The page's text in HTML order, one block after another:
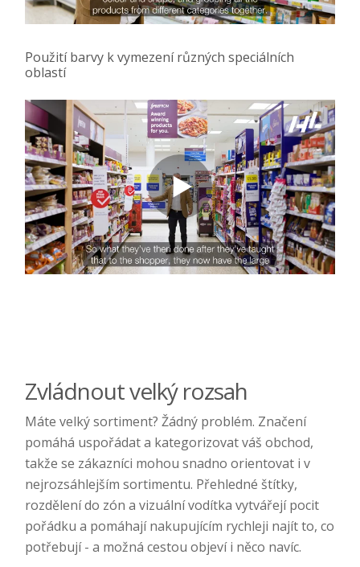
Použití barvy k vymezení různých speciálních
oblastí
Zvládnout velký rozsah
Máte velký sortiment? Žádný problém. Značení
pomáhá uspořádat a kategorizovat váš obchod,
takže se zákazníci mohou snadno orientovat i v
nejrozsáhlejším sortimentu. Přehledné štítky,
rozdělení do zón a vizuální vodítka vytvářejí pocit
pořádku a pomáhají nakupujícím rychleji najít to, co
potřebují - a možná cestou objeví i něco navíc.